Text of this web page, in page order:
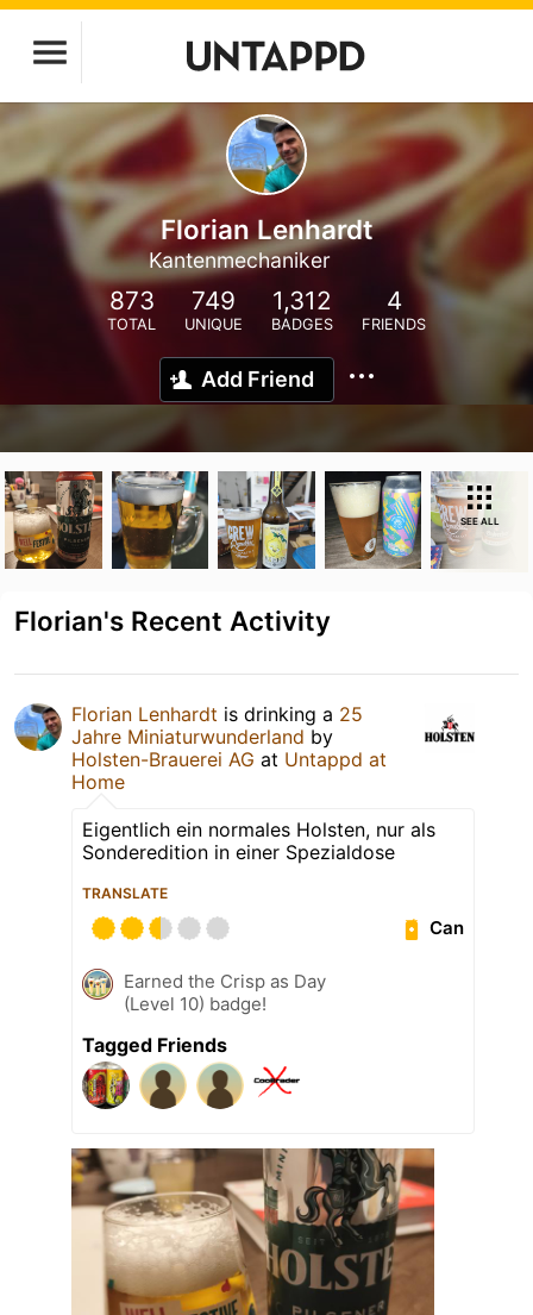
Florian Lenhardt
Kantenmechaniker
873
TOTAL
749
UNIQUE
1,312
BADGES
4
FRIENDS
Add Friend
SEE ALL
Florian's Recent Activity
Florian Lenhardt is drinking a 25
Jahre Miniaturwunderland by
Holsten-Brauerei AG at Untappd at
Home
Eigentlich ein normales Holsten, nur als
Sonderedition in einer Spezialdose
TRANSLATE
Can
Earned the Crisp as Day
(Level 10) badge!
Tagged Friends